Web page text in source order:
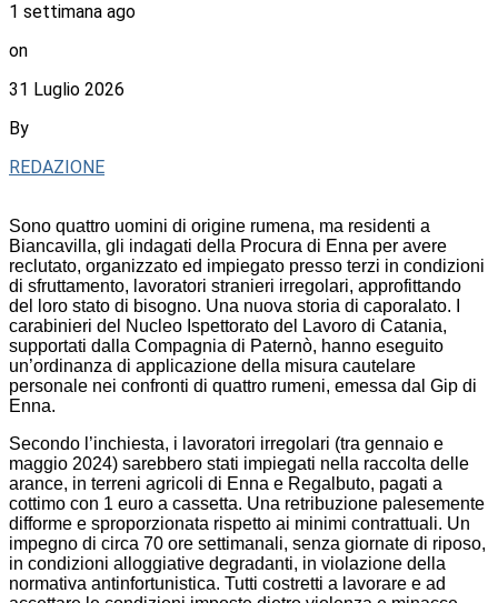
1 settimana ago
on
31 Luglio 2026
By
REDAZIONE
Sono quattro uomini di origine rumena, ma residenti a
Biancavilla, gli indagati della Procura di Enna per avere
reclutato, organizzato ed impiegato presso terzi in condizioni
di sfruttamento, lavoratori stranieri irregolari, approfittando
del loro stato di bisogno. Una nuova storia di caporalato. I
carabinieri del Nucleo Ispettorato del Lavoro di Catania,
supportati dalla Compagnia di Paternò, hanno eseguito
un’ordinanza di applicazione della misura cautelare
personale nei confronti di quattro rumeni, emessa dal Gip di
Enna.
Secondo l’inchiesta, i lavoratori irregolari (tra gennaio e
maggio 2024) sarebbero stati impiegati nella raccolta delle
arance, in terreni agricoli di Enna e Regalbuto, pagati a
cottimo con 1 euro a cassetta. Una retribuzione palesemente
difforme e sproporzionata rispetto ai minimi contrattuali. Un
impegno di circa 70 ore settimanali, senza giornate di riposo,
in condizioni alloggiative degradanti, in violazione della
normativa antinfortunistica. Tutti costretti a lavorare e ad